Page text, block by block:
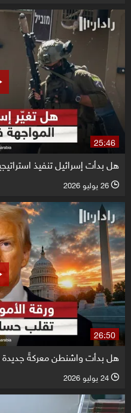
25:46
هل بدأت إسرائيل تنفيذ
l 26 يوليو 2026
26:50
هل بدأت واشنطن معركةً جديدة
l 24 يوليو 2026